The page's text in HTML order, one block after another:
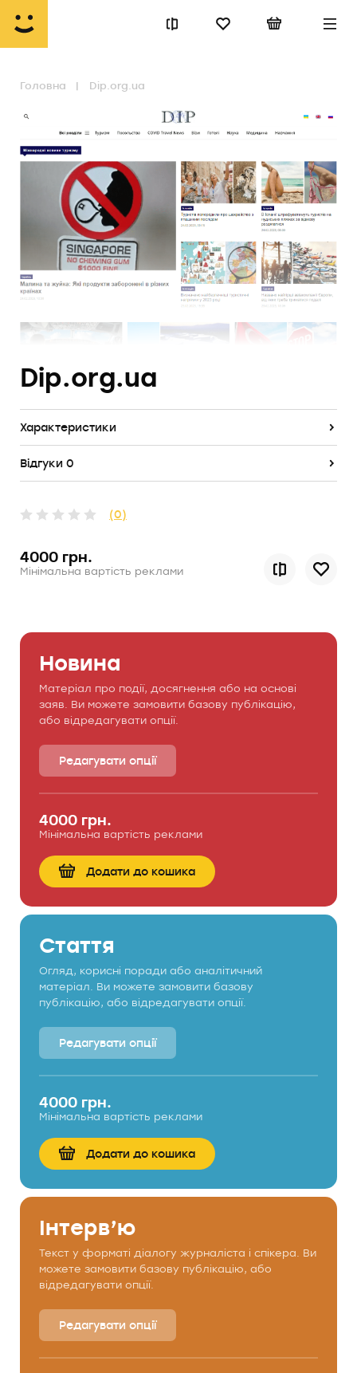
Головна Dip.org.ua
Dip.org.ua
Характеристики
Відгуки 0
(0)
4000 грн.
Мінімальна вартість реклами
Новина
Матеріал про події, досягнення або на основі
заяв. Ви можете замовити базову публікацію,
або відредагувати опції.
Редагувати опції
4000 грн.
Мінімальна вартість реклами
Додати до кошика
Стаття
Огляд, корисні поради або аналітичний
матеріал. Ви можете замовити базову
публікацію, або відредагувати опції.
Редагувати опції
4000 грн.
Мінімальна вартість реклами
Додати до кошика
Інтерв’ю
Текст у форматі діалогу журналіста і спікера. Ви
можете замовити базову публікацію, або
відредагувати опції.
Редагувати опції